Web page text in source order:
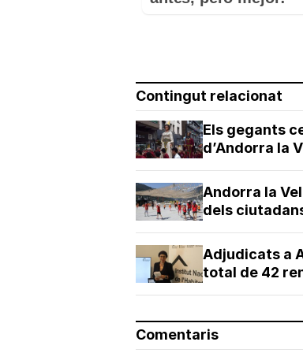
Contingut relacionat
Els gegants
d’Andorra la
Andorra la
dels
Adjudicats a
total de 42
Comentaris